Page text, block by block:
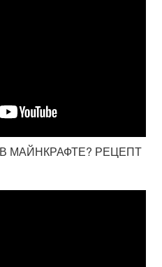
МАЙНКРАФТЕ? РЕЦЕПТ